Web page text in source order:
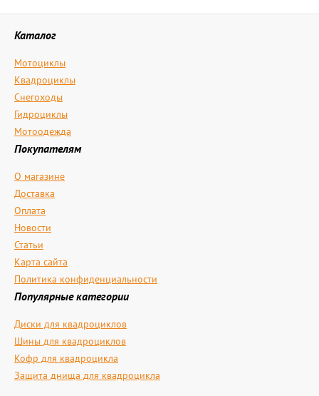
Каталог
Мотоциклы
Квадроциклы
Снегоходы
Гидроциклы
Мотоодежда
Покупателям
О магазине
Доставка
Оплата
Новости
Статьи
Карта сайта
Политика конфиденциальности
Популярные категории
Диски для квадроциклов
Шины для квадроциклов
Кофр для квадроцикла
Защита днища для квадроцикла